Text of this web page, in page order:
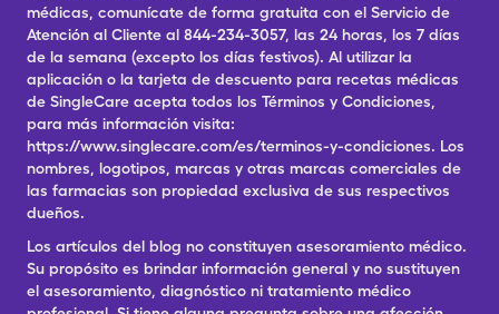
médicas, comunícate de forma gratuita con el Servicio de
Atención al Cliente al 844-234-3057, las 24 horas, los 7 días
de la semana (excepto los días festivos). Al utilizar la
aplicación o la tarjeta de descuento para recetas médicas
de SingleCare acepta todos los Términos y Condiciones,
para más información visita:
https://www.singlecare.com/es/terminos-y-condiciones. Los
nombres, logotipos, marcas y otras marcas comerciales de
las farmacias son propiedad exclusiva de sus respectivos
dueños.
Los artículos del blog no constituyen asesoramiento médico.
Su propósito es brindar información general y no sustituyen
el asesoramiento, diagnóstico ni tratamiento médico